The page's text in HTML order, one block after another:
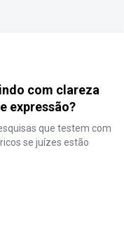
com clareza
expressão?
que testem com
se juízes estão